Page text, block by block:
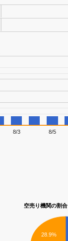
8/3 8/5
空売り機関の割合
28.9%